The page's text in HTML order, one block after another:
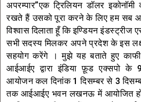
अपरम्पार”एक ट्रिलियन डॉलर
रखते हैं उसको पूरा करने के लिए हम सब
विश्वास दिलाता हूँ कि इण्डियन इंडस्ट्रीज
सभी सदस्य मिलकर अपने प्रदेश के इस लक्ष्य
सहयोग करेंगे । मुझे यह बताते हुए काफी
आईआईए द्वारा इंडिया फ़ूड एक्सपो के
आयोजन कल दिनांक 1 दिसम्बर से 3
तक आईआईए भवन लखनऊ में आयोजित हो